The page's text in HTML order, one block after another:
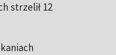
strzelił 12